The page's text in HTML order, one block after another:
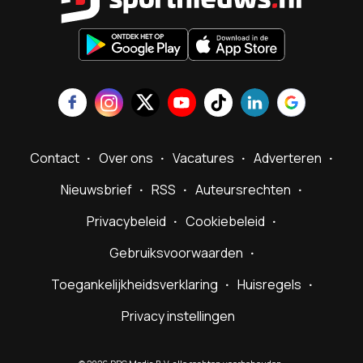
Contact Over ons Vacatures
Adverteren
Nieuwsbrief
RSS
Auteursrechten
Privacybeleid
Cookiebeleid
Gebruiksvoorwaarden
Toegankelijkheidsverklaring
Huisregels
Privacy instellingen